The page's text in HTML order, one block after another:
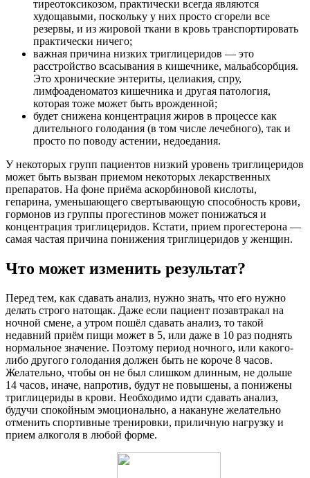
тиреотоксикозом, практически всегда являются
худощавыми, поскольку у них просто сгорели все
резервы, и из жировой ткани в кровь транспортировать
практически ничего;
важная причина низких триглицеридов — это
расстройство всасывания в кишечнике, мальабсорбция.
Это хронические энтериты, целиакия, спру,
лимфоаденоматоз кишечника и другая патология,
которая тоже может быть врожденной;
будет снижена концентрация жиров в процессе как
длительного голодания (в том числе лечебного), так и
просто по поводу астении, недоедания.
У некоторых групп пациентов низкий уровень триглицеридов
может быть вызван приемом некоторых лекарственных
препаратов. На фоне приёма аскорбиновой кислоты,
гепарина, уменьшающего свертывающую способность крови,
гормонов из группы прогестинов может понижаться и
концентрация триглицеридов. Кстати, прием прогестерона —
самая частая причина понижения триглицеридов у женщин.
Что может изменить результат?
Перед тем, как сдавать анализ, нужно знать, что его нужно
делать строго натощак. Даже если пациент позавтракал на
ночной смене, а утром пошёл сдавать анализ, то такой
недавний приём пищи может в 5, или даже в 10 раз поднять
нормальное значение. Поэтому период ночного, или какого-
либо другого голодания должен быть не короче 8 часов.
Желательно, чтобы он не был слишком длинным, не дольше
14 часов, иначе, напротив, будут не повышены, а понижены
триглицериды в крови. Необходимо идти сдавать анализ,
будучи спокойным эмоционально, а накануне желательно
отменить спортивные тренировки, приличную нагрузку и
прием алкоголя в любой форме.